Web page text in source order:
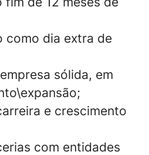
como dia extra de
sólida, em
e crescimento
com entidades